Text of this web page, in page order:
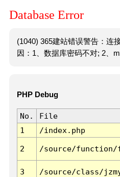
Database Error
(1040) 365建站错误警告：连
因：1、数据库密码不对; 2、
PHP Debug
No. File
1
/index.php
2 /source/function/
3 /source/class/